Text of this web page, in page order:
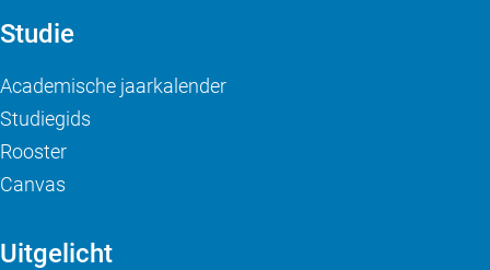
Studie
Academische jaarkalender
Studiegids
Rooster
Canvas
Uitgelicht